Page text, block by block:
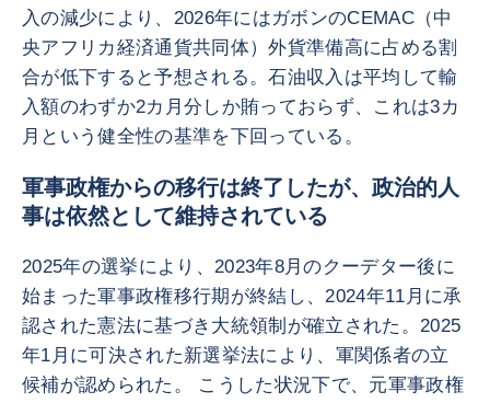
入の減少により、2026年にはガボンのCEMAC（中
央アフリカ経済通貨共同体）外貨準備高に占める割
合が低下すると予想される。石油収入は平均して輸
入額のわずか2カ月分しか賄っておらず、これは3カ
月という健全性の基準を下回っている。
軍事政権からの移行は終了したが、政治的人
事は依然として維持されている
2025年の選挙により、2023年8月のクーデター後に
始まった軍事政権移行期が終結し、2024年11月に承
認された憲法に基づき大統領制が確立された。2025
年1月に可決された新選挙法により、軍関係者の立
候補が認められた。 こうした状況下で、元軍事政権